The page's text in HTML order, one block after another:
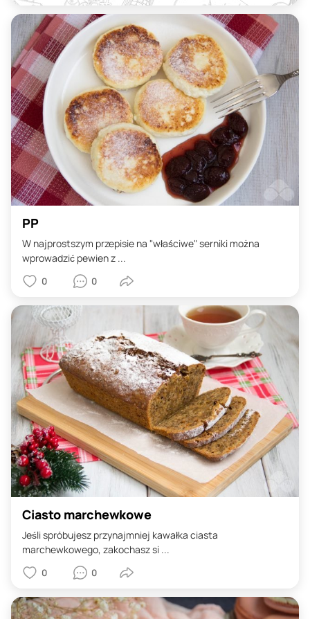
PP
W najprostszym przepisie na "właściwe" serniki można
wprowadzić pewien z ...
0 0
Ciasto marchewkowe
Jeśli spróbujesz przynajmniej kawałka ciasta
marchewkowego, zakochasz si ...
0 0